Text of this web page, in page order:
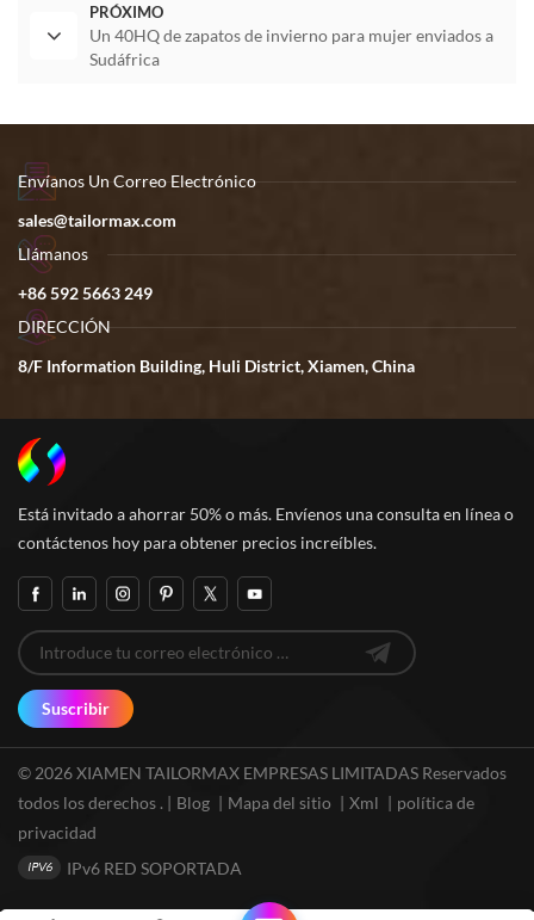
PRÓXIMO
Un 40HQ de zapatos de invierno para mujer enviados a
Sudáfrica
Envíanos Un Correo Electrónico
sales@tailormax.com
Llámanos
+86 592 5663 249
DIRECCIÓN
8/F Information Building, Huli District, Xiamen, China
Está invitado a ahorrar 50% o más. Envíenos una consulta en línea o
contáctenos hoy para obtener precios increíbles.
Suscribir
© 2026 XIAMEN TAILORMAX EMPRESAS LIMITADAS Reservados
todos los derechos . | Blog | Mapa del sitio | Xml | política de
privacidad
IPv6 RED SOPORTADA